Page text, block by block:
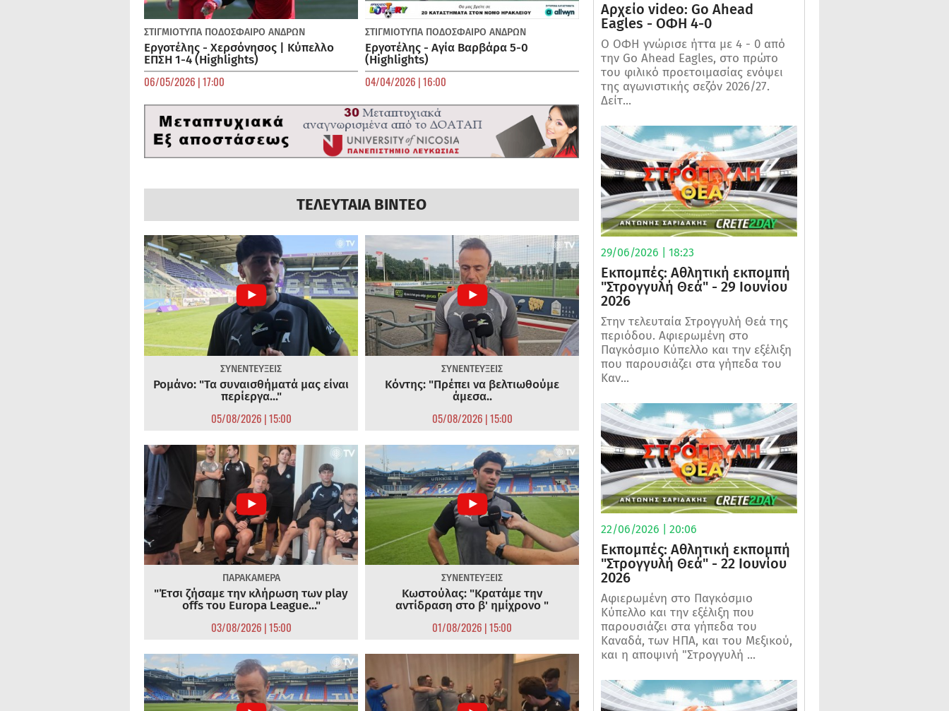
ΣΤΙΓΜΙΟΤΥΠΑ ΠΟΔΌΣΦΑΙΡΟ ΑΝΔΡΏΝ
Εργοτέλης - Χερσόνησος | Κύπελλο
ΕΠΣΗ 1-4 (Highlights)
06/05/2026 | 17:00
ΣΤΙΓΜΙΟΤΥΠΑ ΠΟΔΌΣΦΑΙΡΟ ΑΝΔΡΏΝ
Εργοτέλης - Αγία Βαρβάρα 5-0
(Highlights)
04/04/2026 | 16:00
ΤΕΛΕΥΤΑΙΑ ΒΙΝΤΕΟ
ΣΥΝΕΝΤΕΥΞΕΙΣ
Ρομάνο: "Τα συναισθήματά μας είναι
περίεργα..."
05/08/2026 | 15:00
ΣΥΝΕΝΤΕΥΞΕΙΣ
Κόντης: "Πρέπει να βελτιωθούμε
άμεσα..
05/08/2026 | 15:00
ΠΑΡΑΚΑΜΕΡΑ
"Έτσι ζήσαμε την κλήρωση των play
offs του Europa League..."
03/08/2026 | 15:00
ΣΥΝΕΝΤΕΥΞΕΙΣ
Κωστούλας: "Κρατάμε την
αντίδραση στο β' ημίχρονο "
01/08/2026 | 15:00
Αρχείο video: Go Ahead
Eagles - ΟΦΗ 4-0
Ο ΟΦΗ γνώρισε ήττα με 4 - 0 από
την Go Ahead Eagles, στο πρώτο
του φιλικό προετοιμασίας ενόψει
της αγωνιστικής σεζόν 2026/27.
Δείτ...
29/06/2026 | 18:23
Εκπομπές: Αθλητική εκπομπή
"Στρογγυλή Θεά" - 29 Ιουνίου
2026
Στην τελευταία Στρογγυλή Θεά της
περιόδου. Αφιερωμένη στο
Παγκόσμιο Κύπελλο και την εξέλιξη
που παρουσιάζει στα γήπεδα του
Καν...
22/06/2026 | 20:06
Εκπομπές: Αθλητική εκπομπή
"Στρογγυλή Θεά" - 22 Ιουνίου
2026
Αφιερωμένη στο Παγκόσμιο
Κύπελλο και την εξέλιξη που
παρουσιάζει στα γήπεδα του
Καναδά, των ΗΠΑ, και του Μεξικού,
και η αποψινή "Στρογγυλή ...